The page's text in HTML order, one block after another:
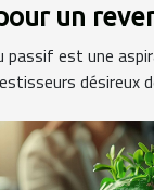
un
passif est une
désireux